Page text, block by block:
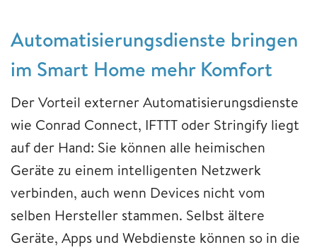
Automatisierungsdienste bringen
im Smart Home mehr Komfort
Der Vorteil externer Automatisierungsdienste
wie Conrad Connect, IFTTT oder Stringify liegt
auf der Hand: Sie können alle heimischen
Geräte zu einem intelligenten Netzwerk
verbinden, auch wenn Devices nicht vom
selben Hersteller stammen. Selbst ältere
Geräte, Apps und Webdienste können so in die